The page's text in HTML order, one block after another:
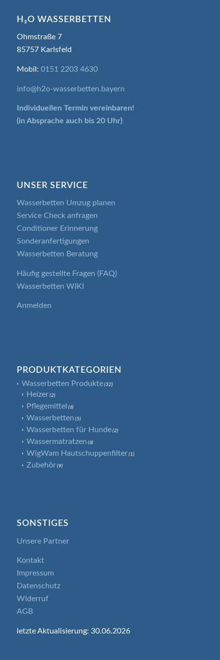
H₂O WASSERBETTEN
Ohmstraße 7
85757 Karlsfeld
Mobil: 0151 2203 4630
info@h2o-wasserbetten.bayern
Individuellen Termin vereinbaren!
(in Absprache auch bis 20 Uhr)
UNSER SERVICE
Wasserbetten Umzug planen
Service Check anfragen
Conditioner Erinnerung
Sonderanfertigungen
Wasserbetten Beratung
Häufig gestellte Fragen (FAQ)
Wasserbetten WIKI
Anmelden
PRODUKTKATEGORIEN
Wasserbetten Produkte (32)
Heizer (2)
Pflegemittel (6)
Wasserbetten (5)
Wasserbetten für Hunde (2)
Wassermatratzen (6)
WigWam Hautschuppenfilter (1)
Zubehör (9)
SONSTIGES
Unsere Partner
Kontakt
Impressum
Datenschutz
Widerruf
AGB
letzte Aktualisierung: 30.06.2026